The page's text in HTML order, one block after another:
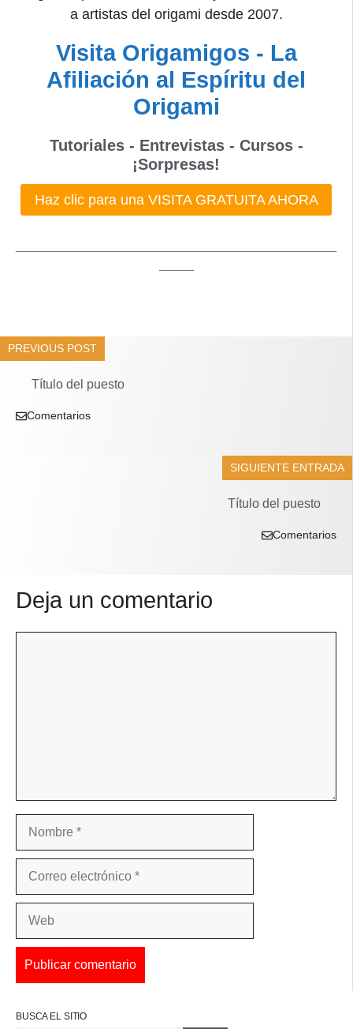
a artistas del origami desde 2007.
Visita Origamigos - La
Afiliación al Espíritu del
Origami
Tutoriales - Entrevistas - Cursos -
¡Sorpresas!
Haz clic para una VISITA GRATUITA AHORA
PREVIOUS POST
Título del puesto
Comentarios
SIGUIENTE ENTRADA
Título del puesto
Comentarios
Deja un comentario
BUSCA EL SITIO